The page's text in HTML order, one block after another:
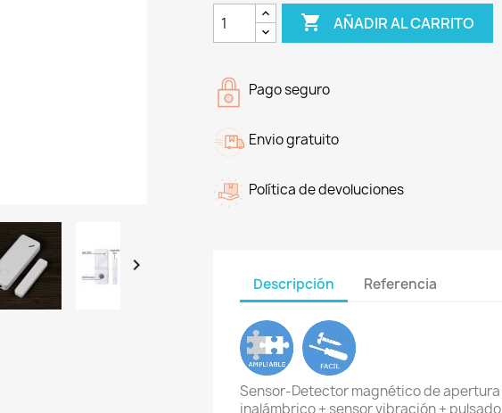

 AÑADIR AL CARRITO
Pago seguro
Envio gratuito
Política de devoluciones
Descripción Referencia
Sensor-Detector magnético de
inalámbrico + sensor vibración +